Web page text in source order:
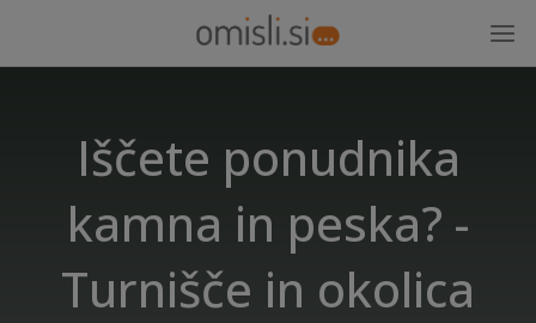
Iščete ponudnika
kamna in peska? -
Turnišče in okolica